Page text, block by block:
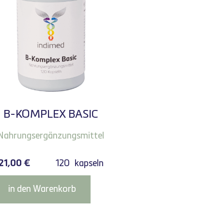
B-KOMPLEX BASIC
€ 120 kapseln
in den Warenkorb